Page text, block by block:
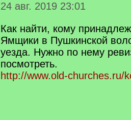
24 авг. 2019 23:01
Как найти, кому
Ямщики в Пушкинской
уезда. Нужно по нему
посмотреть.
http://www.old-churches.ru/